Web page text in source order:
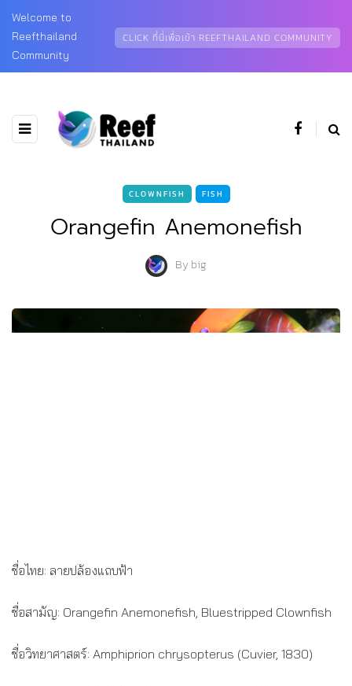
Welcome to
Reefthailand
Community
CLICK ที่นี่เพื่อเข้า REEFTHAILAND COMMUNITY
CLOWNFISH FISH
Orangefin Anemonefish
Bybig
ชื่อไทย: ลายปล้องแถบฟ้า
ชื่อสามัญ: Orangefin Anemonefish, Bluestripped Clownfish
ชื่อวิทยาศาสตร์: Amphiprion chrysopterus (Cuvier, 1830)